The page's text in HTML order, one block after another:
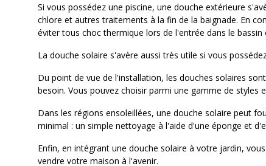
Si vous possédez une piscine, une douche extérieure
chlore et autres traitements à la fin de la baignade. En
éviter tous choc thermique lors de l'entrée dans le
La douche solaire s'avère aussi très utile si vous
Du point de vue de l'installation, les douches solaires
besoin. Vous pouvez choisir parmi une gamme de styles
Dans les régions ensoleillées, une douche solaire peut
minimal : un simple nettoyage à l'aide d'une éponge et
Enfin, en intégrant une douche solaire à votre jardin,
vendre votre maison à l'avenir.